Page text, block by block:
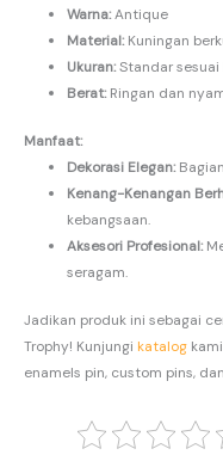
Warna:Antique
Material:Kuningan
Ukuran:Standar sesuai
Berat:Ringan dan
Manfaat:
Dekorasi Elegan:
Kenang-Kenangan
kebangsaan.
Aksesori Profesional:
seragam.
Jadikan produk ini sebagai
Trophy! Kunjungi katalog
enamels pin, custom pins,